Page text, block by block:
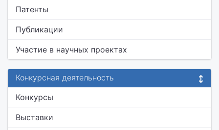
Патенты
Публикации
Участие в научных проектах
Конкурсная деятельность
Конкурсы
Выставки